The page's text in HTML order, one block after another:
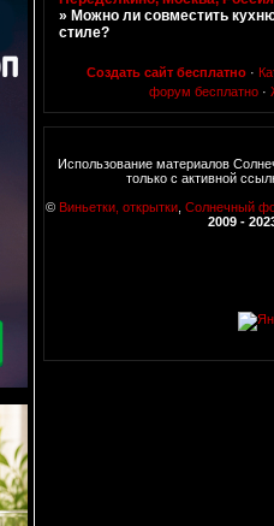
»Можно ли совместить
стиле?
Создать сайт бесплатно ·
форум бесплатно ·
Использование материалов
только с активной
© Виньетки, открытки Солнечный
2009 -